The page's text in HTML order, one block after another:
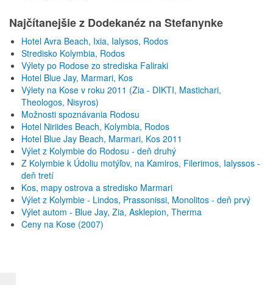
Najčítanejšie z Dodekanéz na Stefanynke
Hotel Avra Beach, Ixia, Ialysos, Rodos
Stredisko Kolymbia, Rodos
Výlety po Rodose zo strediska Faliraki
Hotel Blue Jay, Marmari, Kos
Výlety na Kose v roku 2011 (Zia - DIKTI, Mastichari,
Theologos, Nisyros)
Možnosti spoznávania Rodosu
Hotel Niriides Beach, Kolymbia, Rodos
Hotel Blue Jay Beach, Marmari, Kos 2011
Výlet z Kolymbie do Rodosu - deň druhý
Z Kolymbie k Údoliu motýľov, na Kamiros, Filerimos, Ialyssos -
deň tretí
Kos, mapy ostrova a stredisko Marmari
Výlet z Kolymbie - Lindos, Prassonissi, Monolitos - deň prvý
Výlet autom - Blue Jay, Zia, Asklepion, Therma
Ceny na Kose (2007)